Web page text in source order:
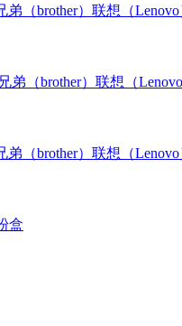
弟（brother） 联想（
兄弟（brother） 联想（
弟（brother） 联想（
盒